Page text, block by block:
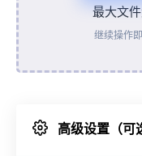
最大文
继续操作
高级设置（可